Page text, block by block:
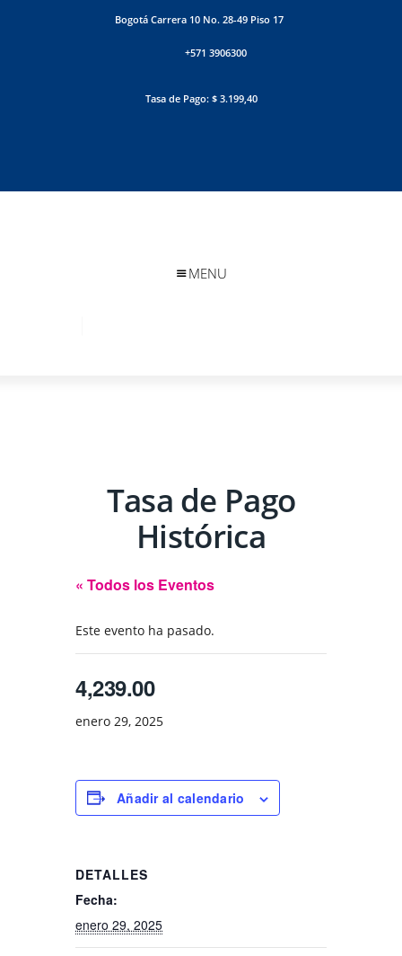
Bogotá Carrera 10 No. 28-49 Piso 17
+571 3906300
Tasa de Pago: $ 3.199,40
MENU
Tasa de Pago
Histórica
« Todos los Eventos
Este evento ha pasado.
4,239.00
enero 29, 2025
Añadir al calendario
DETALLES
Fecha:
enero 29, 2025